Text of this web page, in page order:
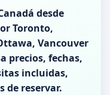
desde
Toronto,
Vancouver
precios, fechas,
incluidas,
de reservar.